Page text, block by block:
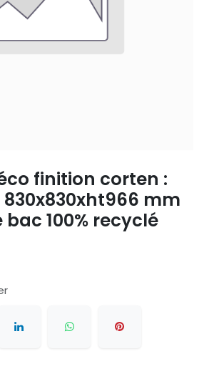
finition corten :
mm
100% recyclé